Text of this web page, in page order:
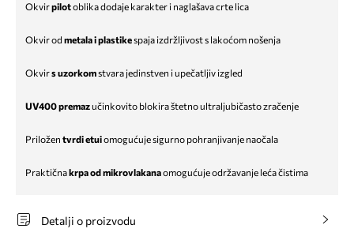
Okvirpilotoblika dodaje karakter i naglašava crte lica
Okvir od metala i plastikespaja izdržljivost s lakoćom nošenja
Okvirs uzorkomstvara jedinstven i upečatljiv izgled
UV400 premazučinkovito blokira štetno ultraljubičasto zračenje
Priložen tvrdi etuiomogućuje sigurno pohranjivanje naočala
Praktičnakrpa od mikrovlakanaomogućuje održavanje leća čistima
Detalji o proizvodu